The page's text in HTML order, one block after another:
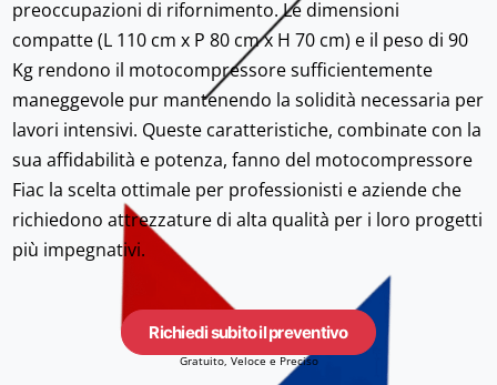
preoccupazioni di rifornimento. Le dimensioni
compatte (L 110 cm x P 80 cm x H 70 cm) e il peso di 90
Kg rendono il motocompressore sufficientemente
maneggevole pur mantenendo la solidità necessaria per
lavori intensivi. Queste caratteristiche, combinate con la
sua affidabilità e potenza, fanno del motocompressore
Fiac la scelta ottimale per professionisti e aziende che
richiedono attrezzature di alta qualità per i loro progetti
più impegnativi.
Richiedi subito il preventivo
Gratuito, Veloce e Preciso